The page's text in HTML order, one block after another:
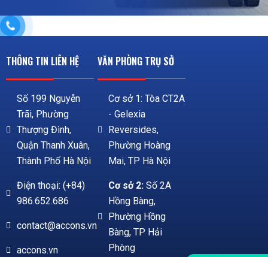
THÔNG TIN LIÊN HỆ
Số 199 Nguyễn
Trãi, Phường
Thượng Đình,
Quận Thanh Xuân,
Thành Phố Hà Nội
Điện thoại: (+84)
986.652.686
contact@accons.vn
accons.vn
VĂN PHÒNG TRỤ SỞ
Cơ sở 1: Tòa CT2A
- Gelexia
Reversides,
Phường Hoàng
Mai, TP Hà Nội
Cơ sở 2: Số 2A
Hồng Bàng,
Phường Hồng
Bàng, TP Hải
Phòng